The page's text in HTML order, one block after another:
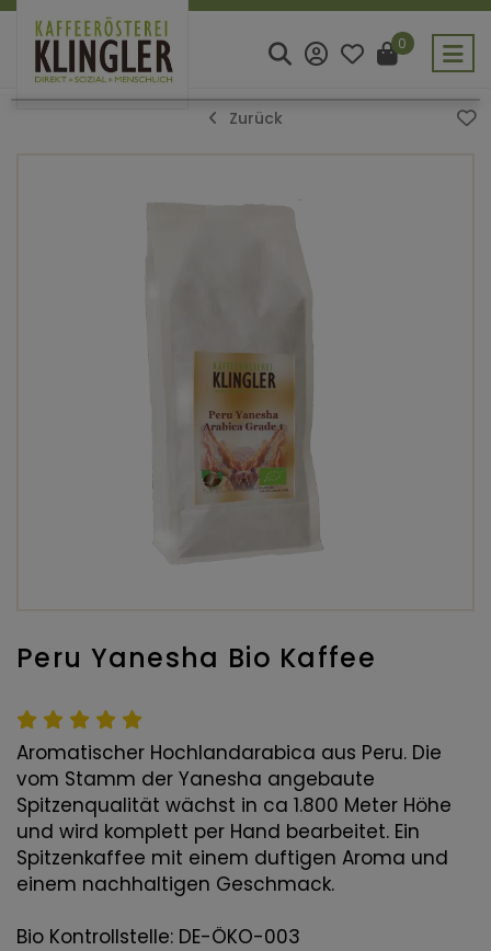
0
Zurück
Peru Yanesha Bio Kaffee
Aromatischer Hochlandarabica aus Peru. Die
vom Stamm der Yanesha angebaute
Spitzenqualität wächst in ca 1.800 Meter Höhe
und wird komplett per Hand bearbeitet. Ein
Spitzenkaffee mit einem duftigen Aroma und
einem nachhaltigen Geschmack.
Bio Kontrollstelle: DE-ÖKO-003